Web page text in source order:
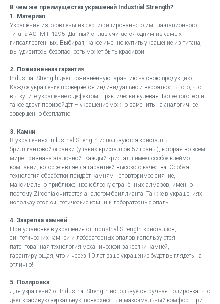
В чем же преимущества украшений Industrial Strength?
1. Материал
Украшения изготовлены из сертифицированного имплантационного
титана ASTM F-1295. Данный сплав считается одним из самых
гипоаллергенных. Выбирая, какое именно купить украшение из титана,
вы удивитесь: безопасность может быть красивой.
2. Пожизненная гарантия
Industrial Strength дает пожизненную гарантию на свою продукцию.
Каждое украшение проверяется индивидуально и вероятность того, что
вы купите украшение с дефектом, практически нулевая. Более того, если
такое вдруг произойдёт – украшение можно заменить на аналогичное
совершенно бесплатно.
3. Камни
В украшениях Industrial Strength используются кристаллы
бриллиантовой огранки (у таких кристаллов 57 грань!), которая во всём
мире признана эталонной. Каждый кристалл имеет особое клеймо
компании, которое является гарантией высокого качества. Особая
технология обработки придаёт камням неповторимое сияние,
максимально приближенное к блеску огранённых алмазов, именно
поэтому Zirconia считается аналогом бриллианта. Так же в украшениях
используются синтетические камни и лабораторные опалы.
4. Закрепка камней
При установке в украшения от Industrial Strength кристаллов,
синтетических камней и лабораторных опалов используются
патентованная технология механической закрепки камней,
гарантирующая, что и через 10 лет ваше украшение будет выглядеть на
отлично!
5. Полировка
Для украшений от Industrial Strength используется ручная полировка, что
даёт красивую зеркальную поверхность и максимальный комфорт при